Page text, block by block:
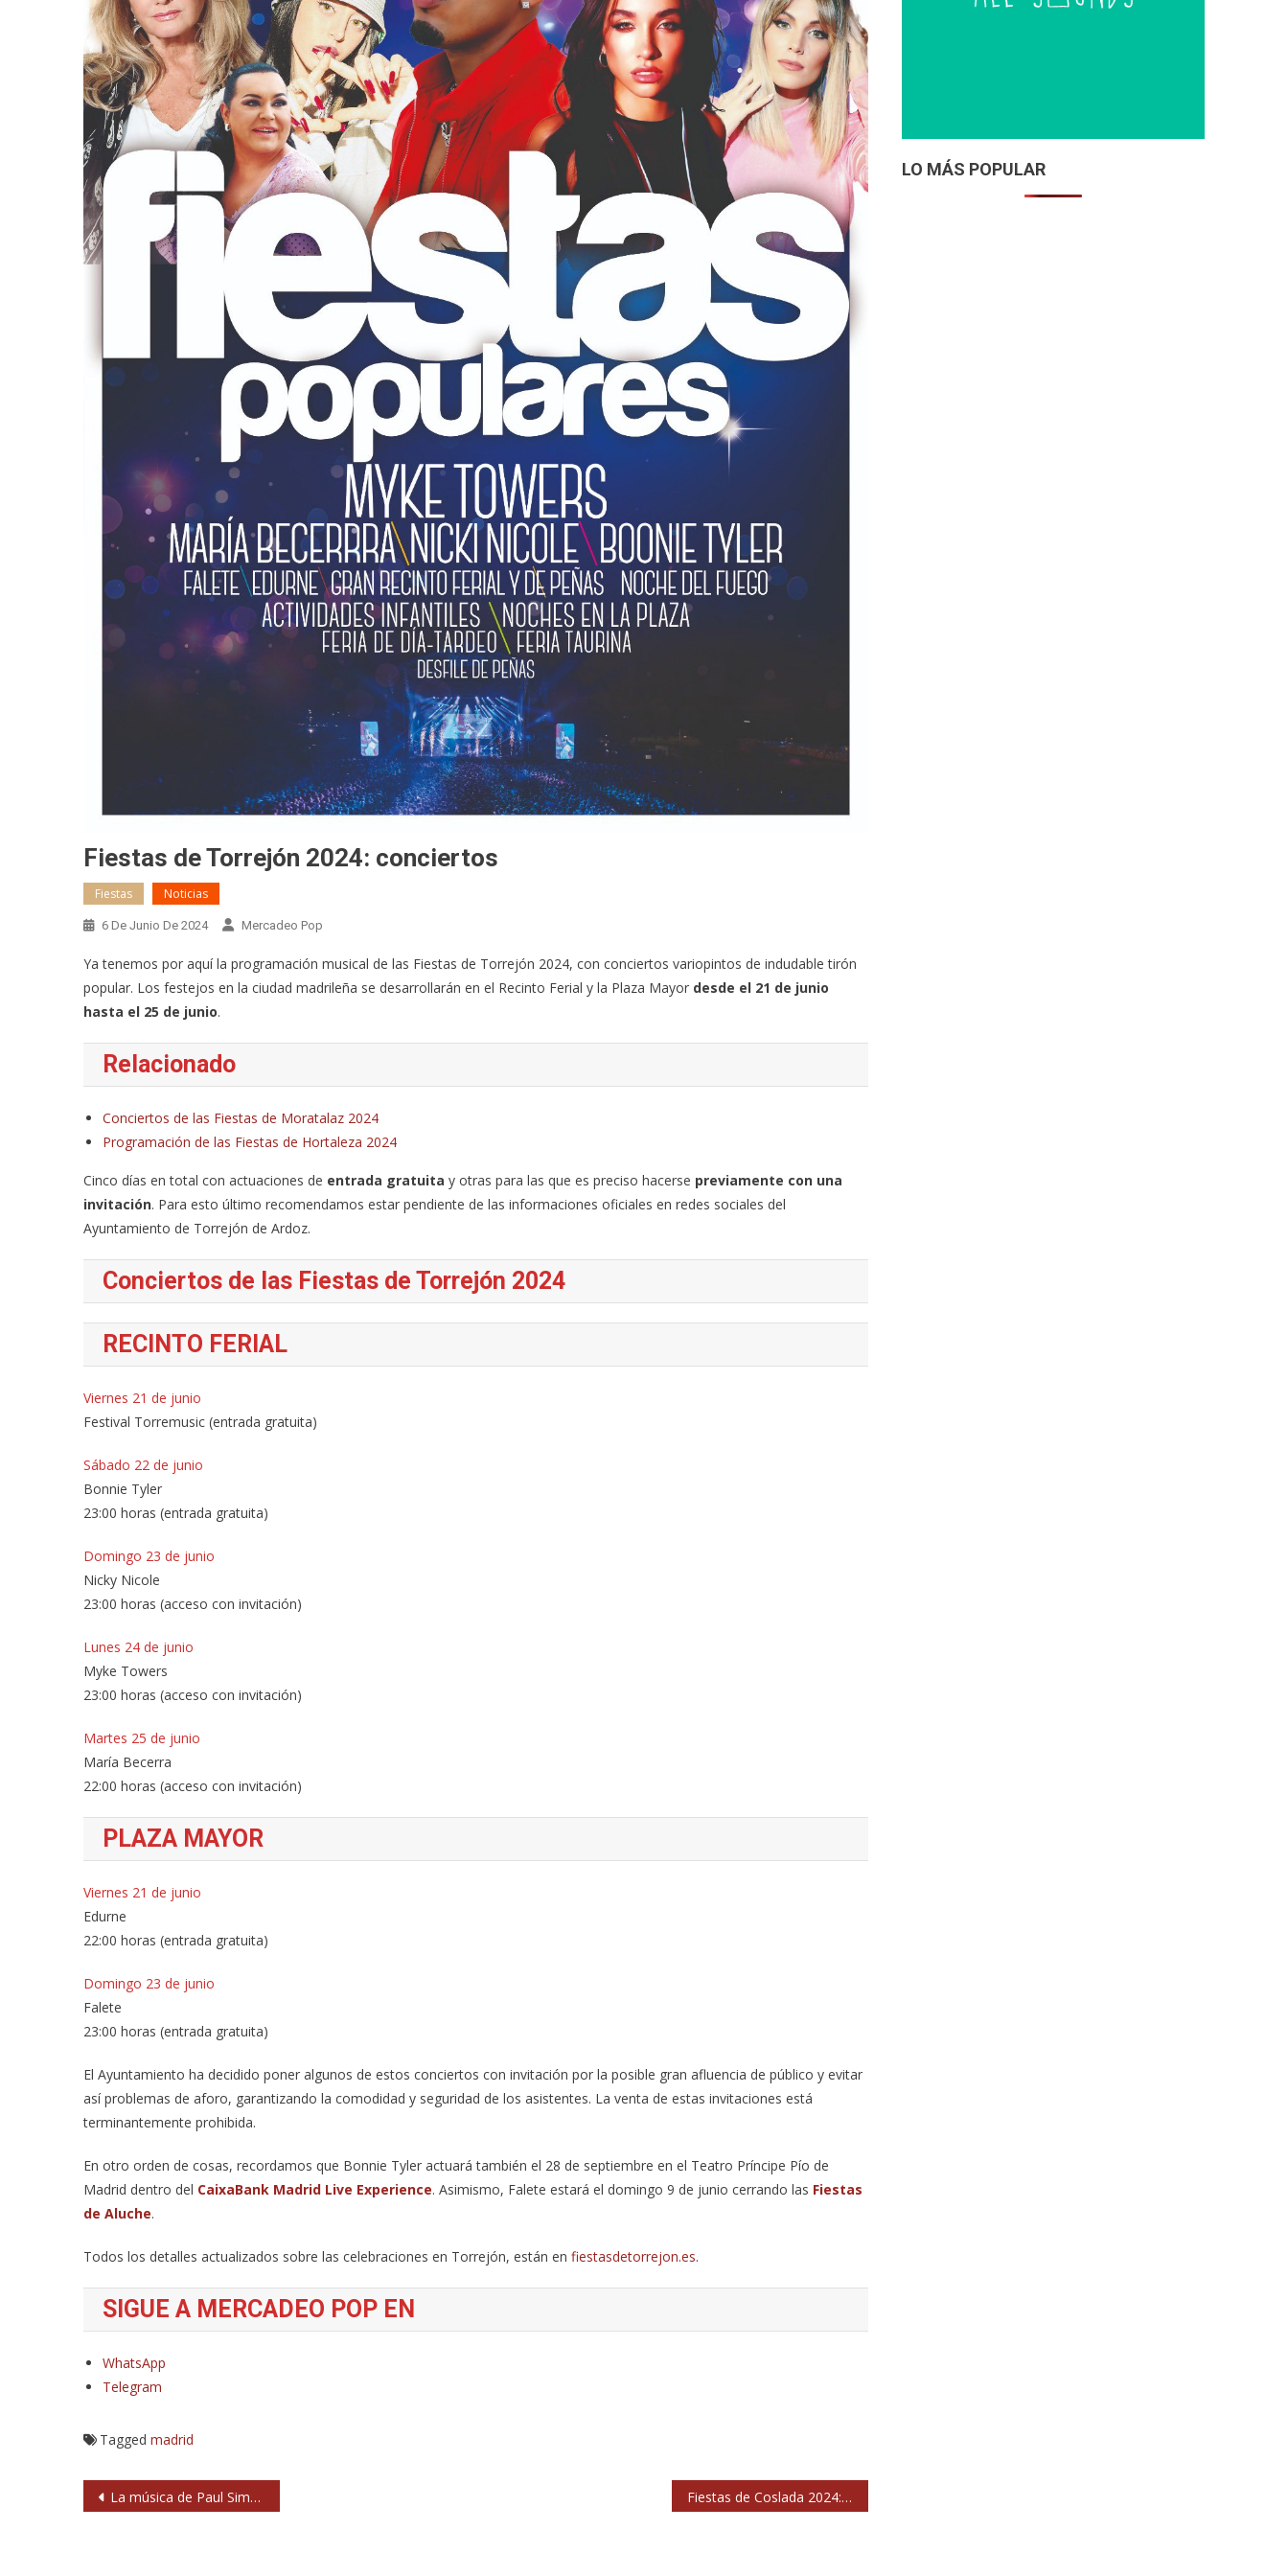
Fiestas de Torrejón 2024: conciertos
Fiestas Noticias
6 De Junio De 2024 Mercadeo Pop
Ya tenemos por aquí la programación musical de las Fiestas de Torrejón 2024, con conciertos variopintos de indudable tirón
popular. Los festejos en la ciudad madrileña se desarrollarán en el Recinto Ferial y la Plaza Mayor desde el 21 de junio
hasta el 25 de junio.
Relacionado
Conciertos de las Fiestas de Moratalaz 2024
Programación de las Fiestas de Hortaleza 2024
Cinco días en total con actuaciones de entrada gratuita y otras para las que es preciso hacerse previamente con una
invitación. Para esto último recomendamos estar pendiente de las informaciones oficiales en redes sociales del
Ayuntamiento de Torrejón de Ardoz.
Conciertos de las Fiestas de Torrejón 2024
RECINTO FERIAL
Viernes 21 de junio
Festival Torremusic (entrada gratuita)
Sábado 22 de junio
Bonnie Tyler
23:00 horas (entrada gratuita)
Domingo 23 de junio
Nicky Nicole
23:00 horas (acceso con invitación)
Lunes 24 de junio
Myke Towers
23:00 horas (acceso con invitación)
Martes 25 de junio
María Becerra
22:00 horas (acceso con invitación)
PLAZA MAYOR
Viernes 21 de junio
Edurne
22:00 horas (entrada gratuita)
Domingo 23 de junio
Falete
23:00 horas (entrada gratuita)
El Ayuntamiento ha decidido poner algunos de estos conciertos con invitación por la posible gran afluencia de público y evitar
así problemas de aforo, garantizando la comodidad y seguridad de los asistentes. La venta de estas invitaciones está
terminantemente prohibida.
En otro orden de cosas, recordamos que Bonnie Tyler actuará también el 28 de septiembre en el Teatro Príncipe Pío de
Madrid dentro del CaixaBank Madrid Live Experience. Asimismo, Falete estará el domingo 9 de junio cerrando las Fiestas
de Aluche.
Todos los detalles actualizados sobre las celebraciones en Torrejón, están en fiestasdetorrejon.es.
SIGUE A MERCADEO POP EN
WhatsApp
Telegram
Tagged madrid
Navegación
La música de Paul Simon llega a los cines Fiestas de Coslada 2024: conciertos
LO MÁS POPULAR